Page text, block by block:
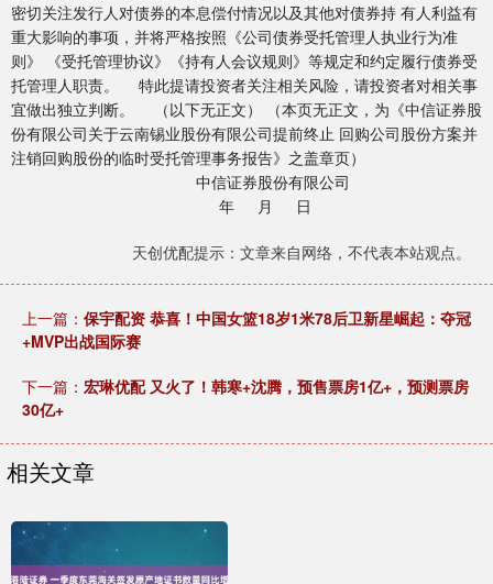
密切关注发行人对债券的本息偿付情况以及其他对债券持 有人利益有
重大影响的事项，并将严格按照《公司债券受托管理人执业行为准
则》 《受托管理协议》《持有人会议规则》等规定和约定履行债券受
托管理人职责。 特此提请投资者关注相关风险，请投资者对相关事
宜做出独立判断。 （以下无正文） （本页无正文，为《中信证券股
份有限公司关于云南锡业股份有限公司提前终止 回购公司股份方案并
注销回购股份的临时受托管理事务报告》之盖章页）
中信证券股份有限公司
年 月 日
天创优配提示：文章来自网络，不代表本站观点。
上一篇： 保宇配资 恭喜！中国女篮18岁1米78后卫新星崛起：夺冠
+MVP出战国际赛
下一篇： 宏琳优配 又火了！韩寒+沈腾，预售票房1亿+，预测票房
30亿+
相关文章